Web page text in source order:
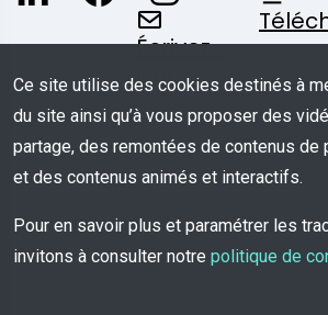
Écrivez-
Nous
© COPYRIGHT 2026 - Tous
à TROOV
Ce site utilise des cookies destinés à
du site ainsi qu’à vous proposer des
partage, des remontées de contenus
et des contenus animés et interactifs.
Pour en savoir plus et paramétrer les
invitons à consulter notre politique de